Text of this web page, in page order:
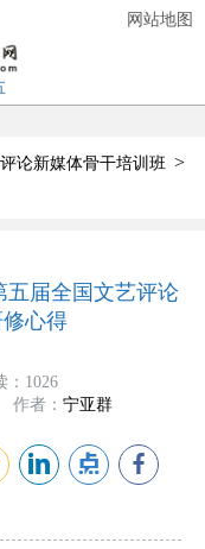
网站地图
论新媒体骨干培训班 >
届全国文艺评论
心得
： 1026
作者： 宁亚群